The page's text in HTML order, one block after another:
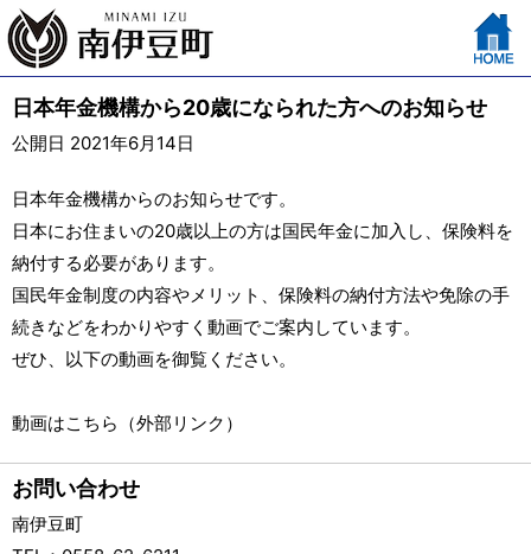
日本年金機構から20歳になられた方へのお知らせ
公開日 2021年6月14日
日本年金機構からのお知らせです。
日本にお住まいの20歳以上の方は国民年金に加入し、保険料を
納付する必要があります。
国民年金制度の内容やメリット、保険料の納付方法や免除の手
続きなどをわかりやすく動画でご案内しています。
ぜひ、以下の動画を御覧ください。
動画はこちら（外部リンク）
お問い合わせ
南伊豆町